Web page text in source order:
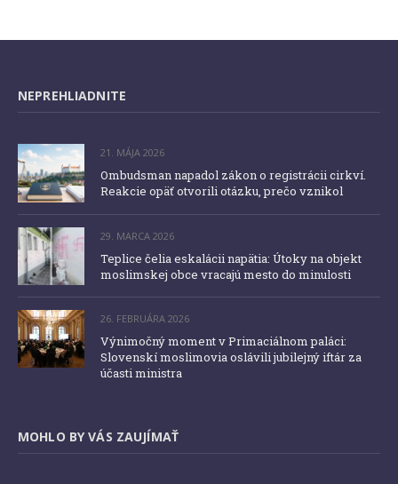
NEPREHLIADNITE
21. MÁJA 2026
Ombudsman napadol zákon o registrácii cirkví.
Reakcie opäť otvorili otázku, prečo vznikol
29. MARCA 2026
Teplice čelia eskalácii napätia: Útoky na objekt
moslimskej obce vracajú mesto do minulosti
26. FEBRUÁRA 2026
Výnimočný moment v Primaciálnom paláci:
Slovenskí moslimovia oslávili jubilejný iftár za
účasti ministra
MOHLO BY VÁS ZAUJÍMAŤ